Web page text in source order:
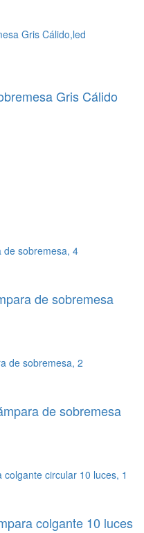
Gris Cálido
de sobremesa
de sobremesa
colgante 10 luces